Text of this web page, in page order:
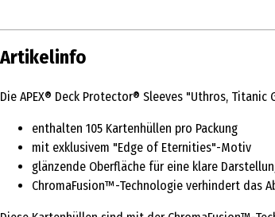
Artikelinfo
Die APEX® Deck Protector® Sleeves "Uthros,
enthalten 105 Kartenhüllen pro Packung
mit exklusivem "Edge of Eternities"-Motiv
glänzende Oberfläche für eine klare
ChromaFusion™-Technologie verhindert das